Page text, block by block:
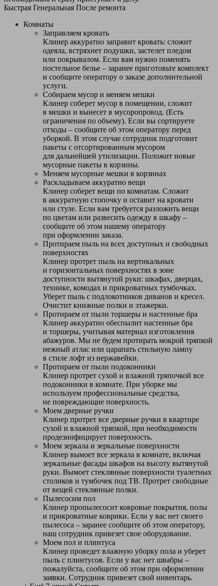
Быстрая Генеральная После ремонта
Комнаты
Заправляем кровать
Клинер аккуратно заправит кровать: сложит
одеяла, встряхнет подушки, застелет пледом
или покрывалом. Если вам нужно поменять
постельное белье – заранее приготовьте комплект
и сообщите оператору о заказе дополнительной
услуги.
Собираем мусор и меняем мешки
Клинер соберет мусор в помещении, сложит
в мешки и вынесет в мусоропровод. (Есть
ограничения по объему). Если вы сортируете
отходы – сообщите об этом оператору перед
уборкой. В этом случае сотрудник подготовит
пакеты с отсортированным мусором
для дальнейшей утилизации. Положит новые
мусорные пакеты в корзины.
Меняем мусорные мешки в корзинах
Раскладываем аккуратно вещи
Клинер соберет вещи по комнатам. Сложит
в аккуратную стопочку и оставит на кровати
или стуле. Если вам требуется разложить вещи
по цветам или развесить одежду в шкафу –
сообщите об этом нашему оператору
при оформлении заказа.
Протираем пыль на всех доступных и свободных
поверхностях
Клинер протрет пыль на вертикальных
и горизонтальных поверхностях в зоне
доступности вытянутой руки: шкафах, дверцах,
технике, комодах и прикроватных тумбочках.
Уберет пыль с подлокотников диванов и кресел.
Очистит книжные полки и этажерки.
Протираем от пыли торшеры и настенные бра
Клинер аккуратно обеспылит настенные бра
и торшеры, учитывая материал изготовления
абажуров. Мы не будем протирать мокрой тряпкой
нежный атлас или царапать стильную лампу
в стиле лофт из нержавейки.
Протираем от пыли подоконники
Клинер протрет сухой и влажной тряпочкой все
подоконники в комнате. При уборке мы
используем профессиональные средства,
не повреждающие поверхность.
Моем дверные ручки
Клинер протрет все дверные ручки в квартире
сухой и влажной тряпкой, при необходимости
продезинфицирует поверхность.
Моем зеркала и зеркальные поверхности
Клинер вымоет все зеркала в комнате, включая
зеркальные фасады шкафов на высоту вытянутой
руки. Вымоет стеклянные поверхности туалетных
столиков и тумбочек под ТВ. Протрет свободные
от вещей стеклянные полки.
Пылесосим пол
Клинер пропылесосит ковровые покрытия, полы
и прикроватные коврики. Если у вас нет своего
пылесоса – заранее сообщите об этом оператору,
наш сотрудник привезет свое оборудование.
Моем пол и плинтуса
Клинер проведет влажную уборку пола и уберет
пыль с плинтусов. Если у вас нет швабры –
пожалуйста, сообщите об этом при оформлении
заявки. Сотрудник привезет свой инвентарь.